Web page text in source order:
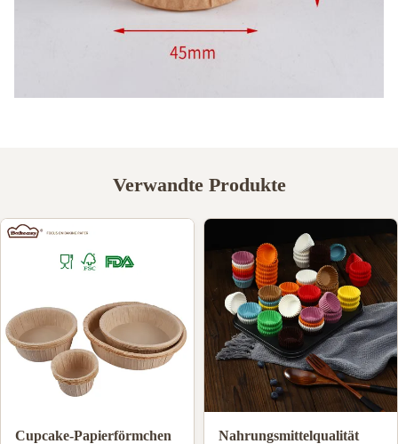
Verwandte Produkte
Lebensmittelqualität
Hochtemperaturbeständige